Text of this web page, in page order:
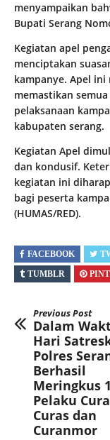
menyampaikan
Bupati Serang
Kegiatan apel
menciptakan
kampanye. Apel
memastikan
pelaksanaan
kabupaten serang.
Kegiatan Apel
dan kondusif.
kegiatan ini
bagi peserta
(HUMAS/RED).
FACEBOOK
TUMBLR
Previous Post
Dalam
Hari
Polres
Berhasil
Meringkus
Pelaku
Curas dan
Curanmor